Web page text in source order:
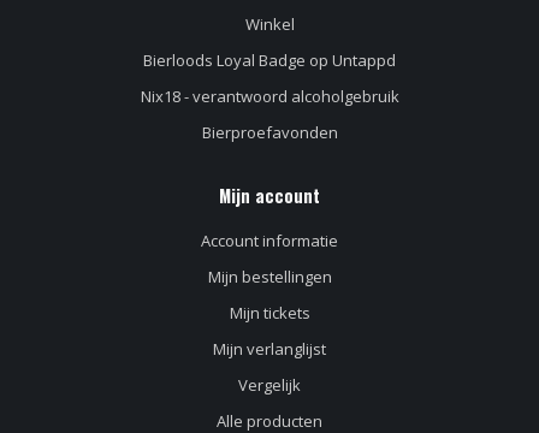
Winkel
Bierloods Loyal Badge op Untappd
Nix18 - verantwoord alcoholgebruik
Bierproefavonden
Mijn account
Account informatie
Mijn bestellingen
Mijn tickets
Mijn verlanglijst
Vergelijk
Alle producten